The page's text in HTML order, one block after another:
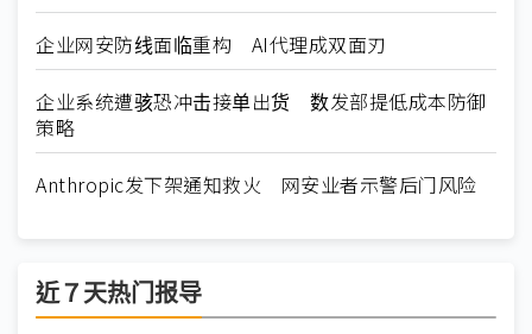
企业网安防线面临重构 AI代理成双面刃
企业系统遭骇恐冲击接单出货 数发部提低成本防御
策略
Anthropic发下架通知救火 网安业者示警后门风险
近７天热门报导